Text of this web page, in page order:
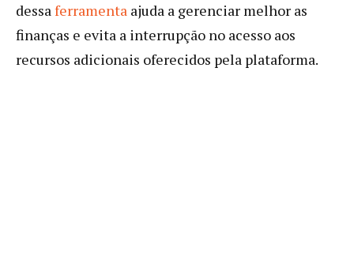
dessaferramenta ajuda a gerenciar melhor as
finanças e evita a interrupção no acesso aos
recursos adicionais oferecidos pela plataforma.